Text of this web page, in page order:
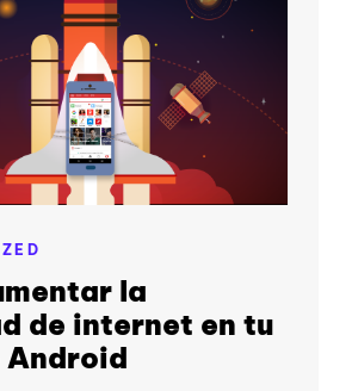
la
de internet en tu